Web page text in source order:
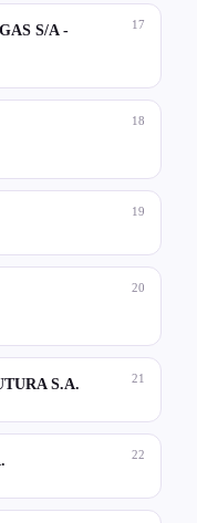
17
S/A -
18
19
20
21
S.A.
22